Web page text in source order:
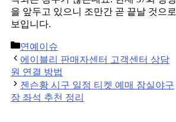
을 앞두고 있으니 조만간 곧 끝날 것으로
보입니다.
Categories
연예이슈
Post
navigation
에이블리 판매자센터 고객센터 상담
원 연결 방법
젠슨황 시구 일정 티켓 예매 잠실야구
장 좌석 추천 정리